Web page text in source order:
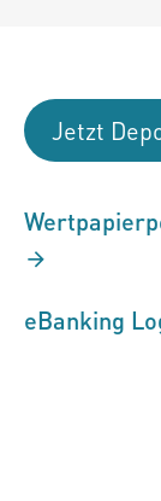
Jetzt
eBanking